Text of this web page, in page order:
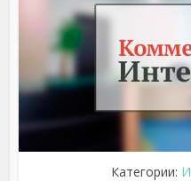
Категории: